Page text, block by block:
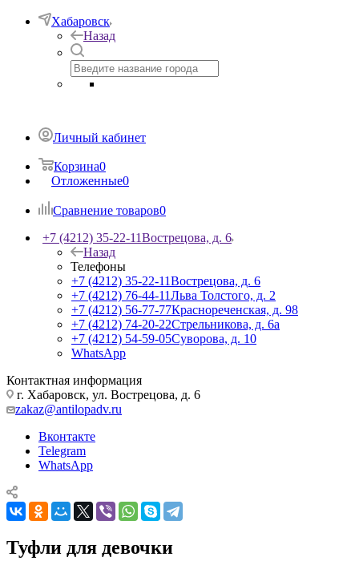
Хабаровск
Назад
Личный кабинет
Корзина0
Отложенные0
Сравнение товаров0
+7 (4212) 35-22-11Вострецова, д. 6
Назад
Телефоны
+7 (4212) 35-22-11Вострецова, д. 6
+7 (4212) 76-44-11Льва Толстого, д. 2
+7 (4212) 56-77-77Краснореченская, д. 98
+7 (4212) 74-20-22Стрельникова, д. 6а
+7 (4212) 54-59-05Суворова, д. 10
WhatsApp
Контактная информация
г. Хабаровск, ул. Вострецова, д. 6
zakaz@antilopadv.ru
Вконтакте
Telegram
WhatsApp
Туфли для девочки